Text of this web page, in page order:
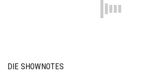
DIE SHOWNOTES